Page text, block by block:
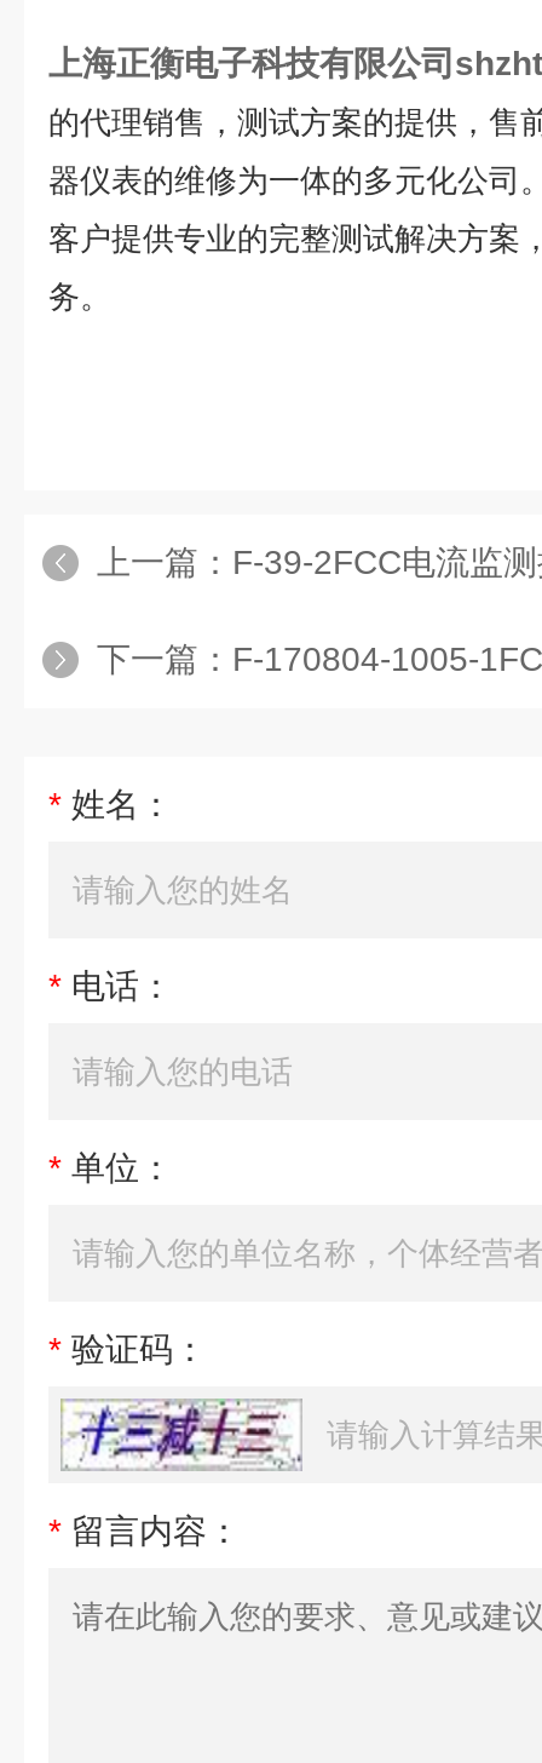
上海正衡电子科技有限公司
的代理销售，测试方案的提供，售
器仪表的维修为一体的多元化公司
客户提供专业的完整测试解决方案
务。
上一篇： F-39-2FCC电流监
下一篇： F-170804-1005-
* 姓名：
* 电话：
* 单位：
* 验证码：
* 留言内容：